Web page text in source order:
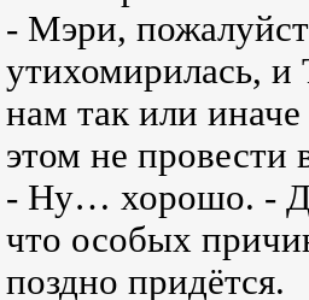
- Мэри,
утихомирилась, и
нам так или
этом не провести
- Ну… хорошо. -
что особых
поздно придётся.